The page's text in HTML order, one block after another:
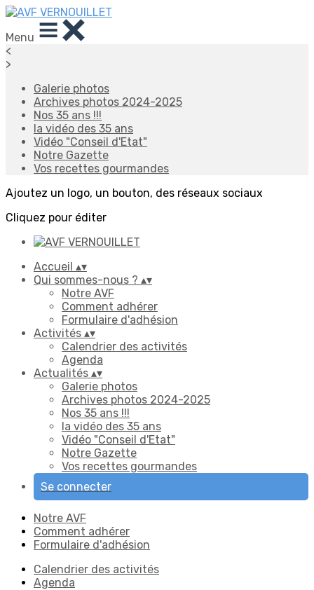
Menu
<
>
Galerie photos
Archives photos 2024-2025
Nos 35 ans !!!
la vidéo des 35 ans
Vidéo "Conseil d'Etat"
Notre Gazette
Vos recettes gourmandes
Ajoutez un logo, un bouton, des réseaux sociaux
Cliquez pour éditer
Accueil ▴▾
Qui sommes-nous ? ▴▾
Notre AVF
Comment adhérer
Formulaire d'adhésion
Activités ▴▾
Calendrier des activités
Agenda
Actualités ▴▾
Galerie photos
Archives photos 2024-2025
Nos 35 ans !!!
la vidéo des 35 ans
Vidéo "Conseil d'Etat"
Notre Gazette
Vos recettes gourmandes
Se connecter
Notre AVF
Comment adhérer
Formulaire d'adhésion
Calendrier des activités
Agenda